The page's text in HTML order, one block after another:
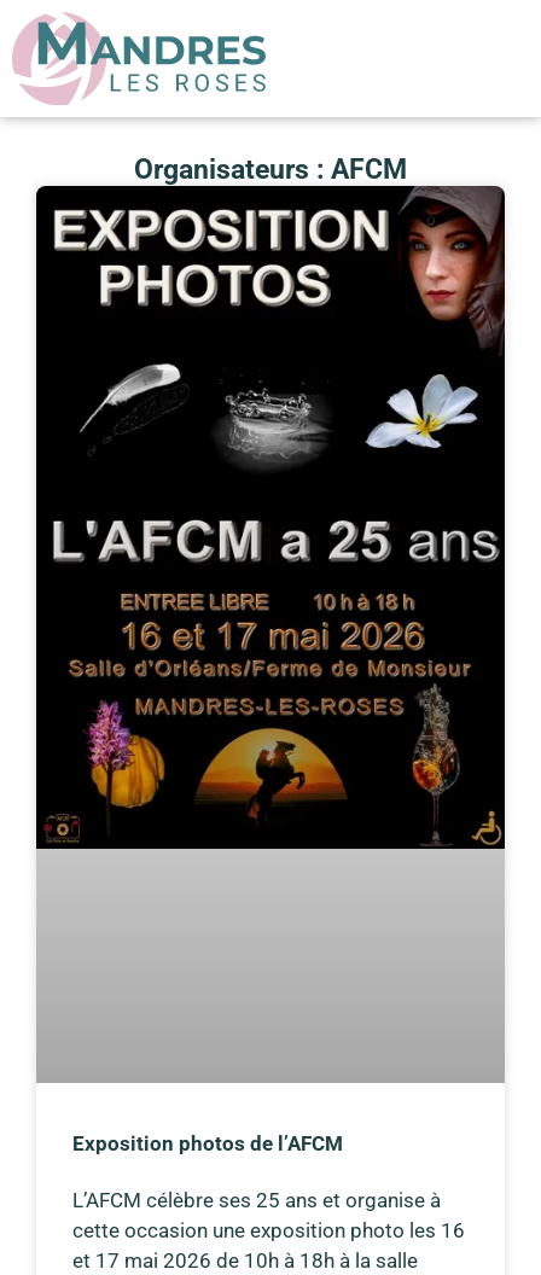
Organisateurs : AFCM
Exposition photos de l’AFCM
L’AFCM célèbre ses 25 ans et organise à
cette occasion une exposition photo les 16
et 17 mai 2026 de 10h à 18h à la salle